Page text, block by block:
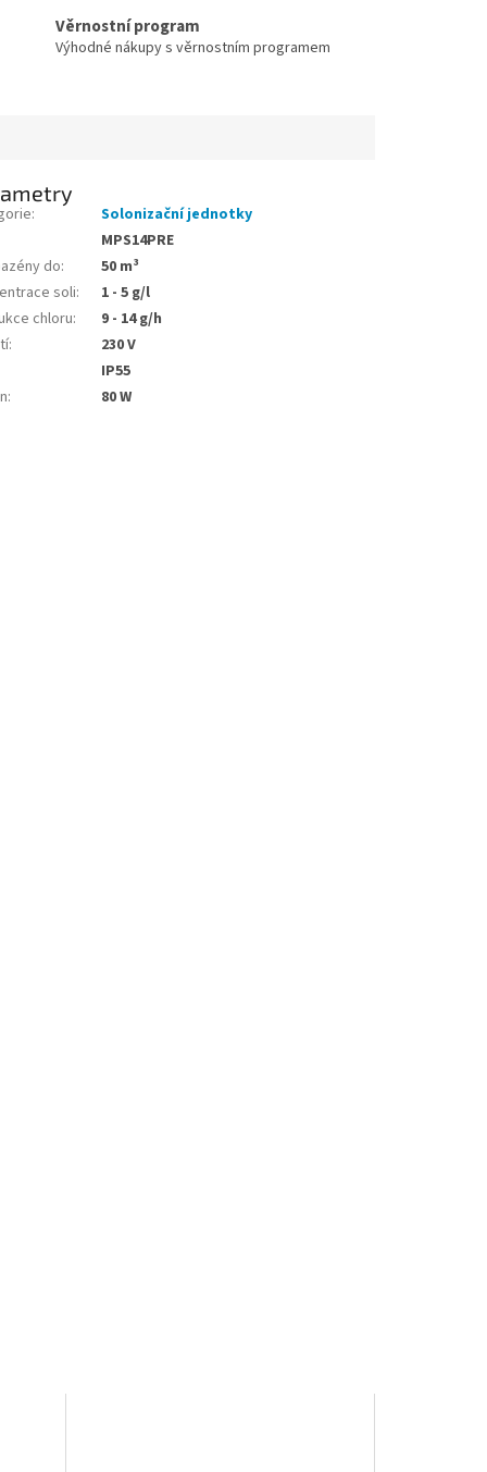
Věrnostní program
Výhodné nákupy s věrnostním programem
:
Solonizační jednotky
MPS14PRE
do:
50 m³
soli:
1 - 5 g/l
chloru:
9 - 14 g/h
:
230 V
IP55
: 80 W